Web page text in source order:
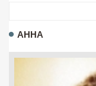
АННА